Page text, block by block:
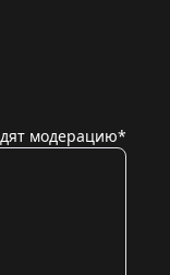
модерацию*